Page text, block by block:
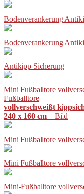
Bodenverankerung
Bodenverankerung
Antikipp Sicherung
Mini Fußballtore
Fußballtore
vollverschweißt
240 x 160 cm – Bild
Mini Fußballtore
Mini Fußballtore
Mini-Fußballtore